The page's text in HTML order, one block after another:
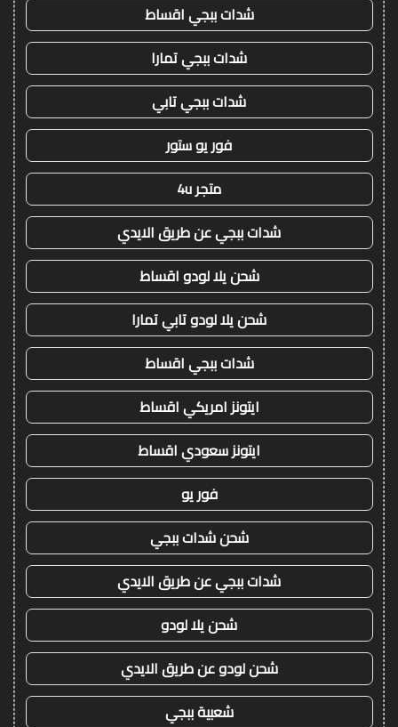
شدات ببجي اقساط
شدات ببجي تمارا
شدات ببجي تابي
فور يو ستور
متجر 4u
شدات ببجي عن طريق الايدي
شحن يلا لودو اقساط
شحن يلا لودو تابي تمارا
شدات ببجي اقساط
ايتونز امريكي اقساط
ايتونز سعودي اقساط
فور يو
شحن شدات ببجي
شدات ببجي عن طريق الايدي
شحن يلا لودو
شحن لودو عن طريق الايدي
شعبية ببجي